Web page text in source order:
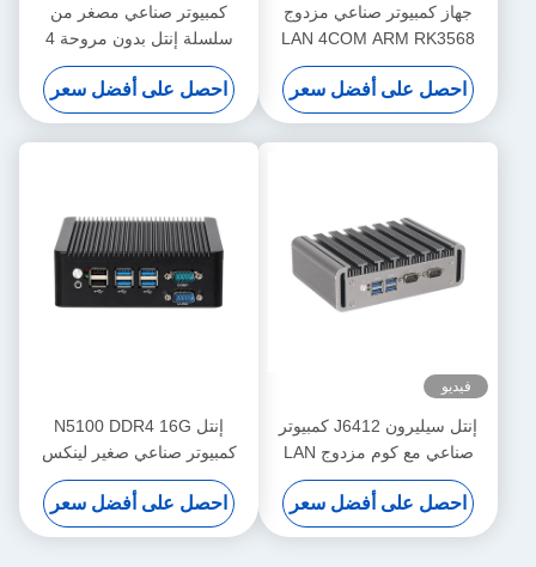
جهاز كمبيوتر صناعي مزدوج
LAN 4COM ARM RK3568
DDR4 8G EMMC 16G
Android 11 ميني كمبيوتر
مضمن
احصل على أفضل سعر
كمبيوتر صناعي مصغر من
سلسلة إنتل بدون مروحة 4
جيجابيت إيثيرنث LAN 6COM
احصل على أفضل سعر
فيديو
إنتل سيليرون J6412 كمبيوتر
صناعي مع كوم مزدوج LAN
مزدوج و لينكس
احصل على أفضل سعر
إنتل N5100 DDR4 16G
كمبيوتر صناعي صغير لينكس
مزدوج LAN 4COM لـ KIOSK
Digital Signage
احصل على أفضل سعر